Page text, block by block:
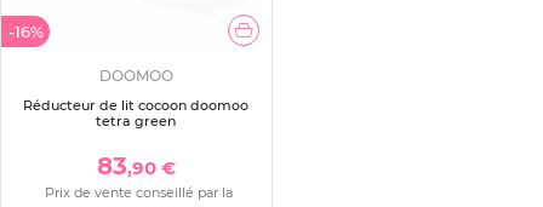
-16%
DOOMOO
Réducteur de lit cocoon doomoo
tetra green
83,90 €
Prix de vente conseillé par la